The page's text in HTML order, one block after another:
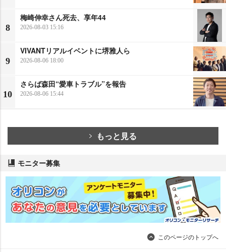
8
梅崎伸幸さん死去、享年44
2026-08-03 15:16
9
VIVANTリアルイベントに堺雅人ら
2026-08-06 18:00
10
さらば森田“愛車トラブル”を報告
2026-08-06 15:44
もっと見る
モニター募集
このページのトップへ